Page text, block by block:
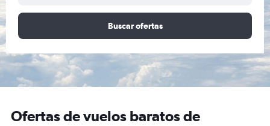
Buscar ofertas
Ofertas de vuelos baratos de